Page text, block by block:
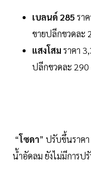
เบลนด์ 285 รา
ขายปลีกขวดละ
แสงโสม ราคา
ปลีกขวดละ
“โซดา” ปรับขึ้นราค
น้ำอัดลม ยังไม่มีการป